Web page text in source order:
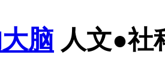
脑 人文●社